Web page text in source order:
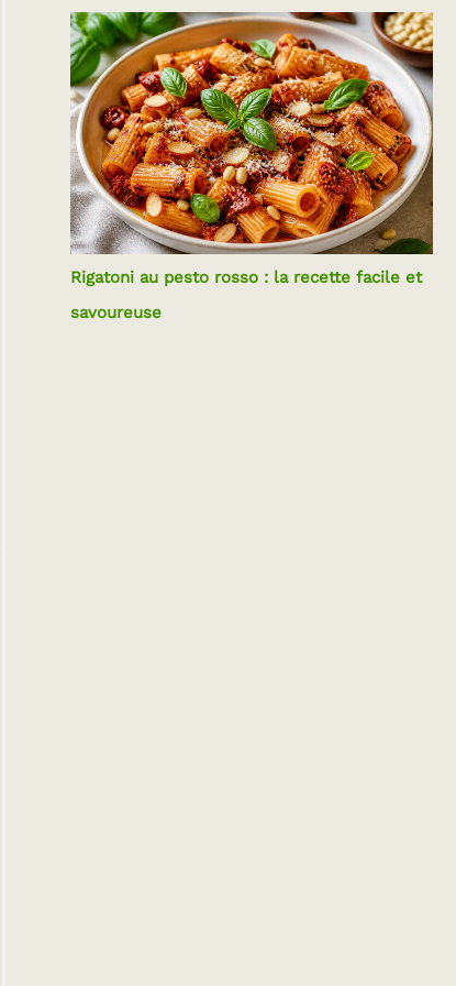
Rigatoni au pesto rosso : la recette facile et
savoureuse